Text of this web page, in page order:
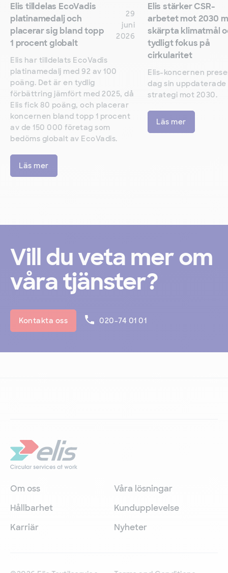
Elis tilldelas EcoVadis
platinamedalj och
placerar sig bland topp
1 procent globalt
29
juni
2026
Elis har tilldelats EcoVadis
platinamedalj med 92 av 100
poäng. Det är en tydlig
förbättring jämfört med 2025, då
Elis fick 80 poäng, och placerar
koncernen bland topp 1 procent
av de 150 000 företag som
bedöms globalt av EcoVadis.
Läs mer
Elis stärker CSR-
arbetet mot 2030
skärpta klimatmål
tydligt fokus på
cirkularitet
Elis-koncernen
dag sin uppdaterade
strategi mot 2030.
Läs mer
Vill du veta mer om
våra tjänster?
Kontakta oss 020-74 01 01
Om oss
Våra lösningar
Hållbarhet
Kundupplevelse
Karriär
Nyheter